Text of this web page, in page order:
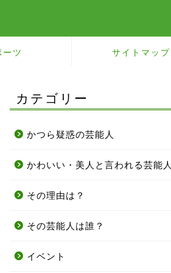
ーツ サイトマップ
カテゴリー
かつら疑惑の芸能人
かわいい・美人と言われる芸能人
その理由は？
その芸能人は誰？
イベント